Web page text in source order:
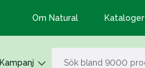
Om Natural Kataloger
Kampanj